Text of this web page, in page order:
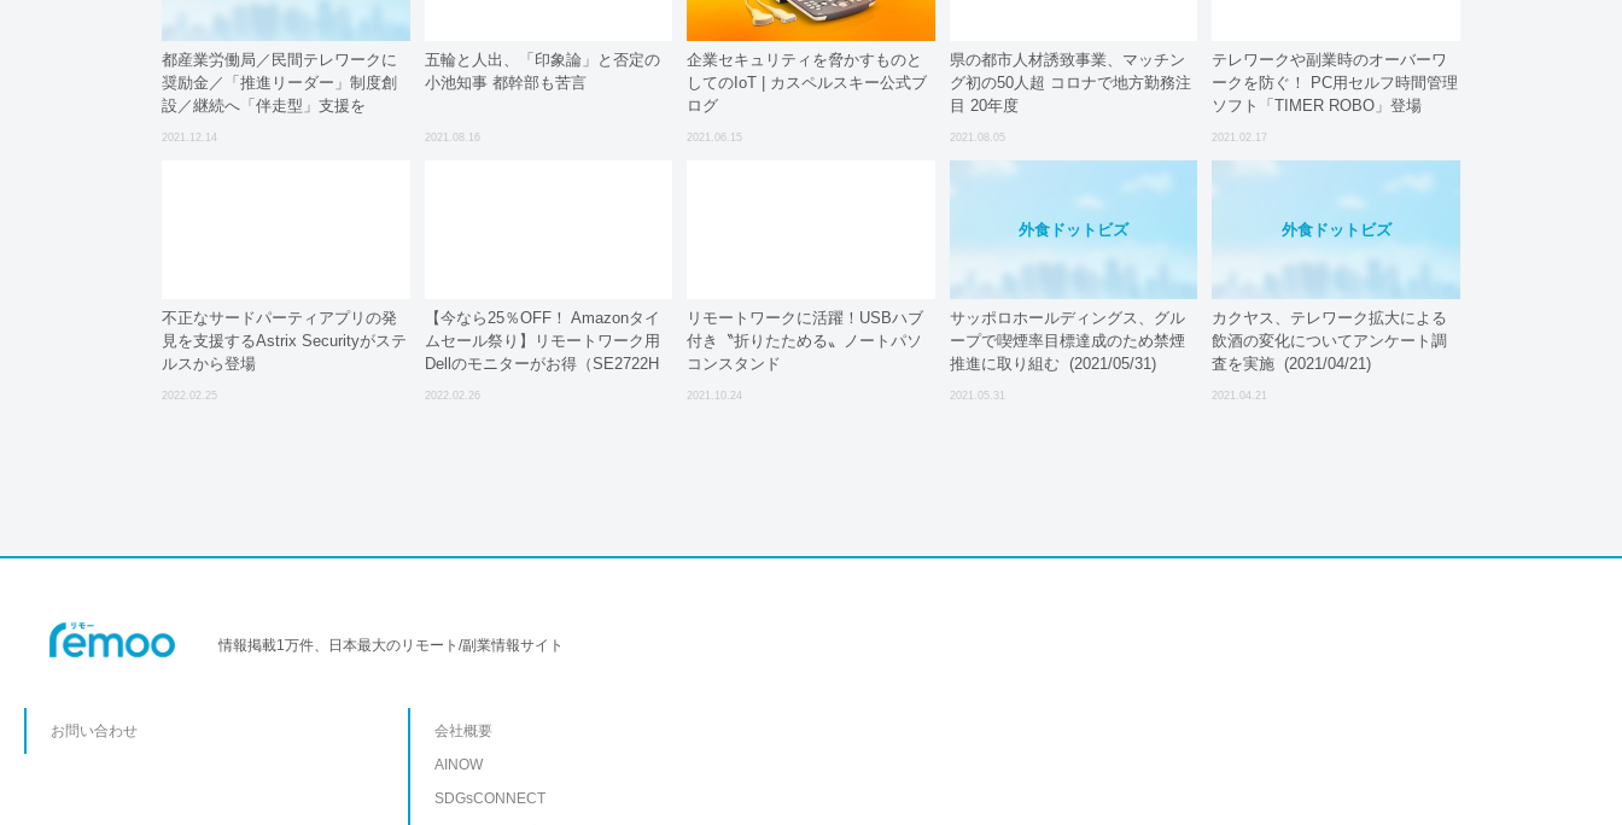
都産業労働局／民間テレワークに
奨励金／「推進リーダー」制度創
設／継続へ「伴走型」支援を
2021.12.14
五輪と人出、「印象論」と否定の
小池知事 都幹部も苦言
2021.08.16
企業セキュリティを脅かすものと
してのIoT | カスペルスキー公式ブ
ログ
2021.06.15
県の都市人材誘致事業、マッチン
グ初の50人超 コロナで地方勤務注
目 20年度
2021.08.05
テレワークや副業時のオーバーワ
ークを防ぐ！ PC用セルフ時間管理
ソフト「TIMER ROBO」登場
2021.02.17
不正なサードパーティアプリの発
見を支援するAstrix Securityがステ
ルスから登場
2022.02.25
【今なら25％OFF！ Amazonタイ
ムセール祭り】リモートワーク用
Dellのモニターがお得（SE2722H
27インチ)
2022.02.26
リモートワークに活躍！USBハブ
付き〝折りたためる〟ノートパソ
コンスタンド
2021.10.24
外食ドットビズ
サッポロホールディングス、グル
ープで喫煙率目標達成のため禁煙
推進に取り組む (2021/05/31)
2021.05.31
外食ドットビズ
カクヤス、テレワーク拡大による
飲酒の変化についてアンケート調
査を実施 (2021/04/21)
2021.04.21
情報掲載1万件、日本最大のリモート/副業情報サイト
お問い合わせ
会社概要
AINOW
SDGsCONNECT